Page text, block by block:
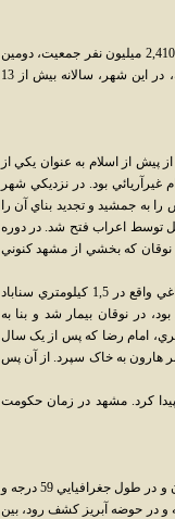
مَشهَد شهري در شمال شرقي ايران و مرکز استان خراسان رضوي است. اين شهر با 2,410,800 ميليون نفر جمعيت، دومين
شهر پرجمعيت ايران پس از تهران است. وجود حرم امام رضا، هشتمين امام مذهب شيعه، در اين شهر، سالانه بيش از 13
از اسلام به عنوان يکي از
بود. در نزديکي شهر
به جمشيد و تجديد بناي آن را
توسط اعراب فتح شد. در دوره
نوقان که بخشي از مشهد کنوني
در دوران حکومت هارون عباسي، حميد بن قحطبه طائي والي خراسان بود که کاخي در باغي واقع در 1,5 کيلومتري سناباد
بود، در نوقان بيمار شد و بنا به
چند سال بعد در دوران خلافت مامون، در 202 هجري قمري، امام رضا که پس از يک سال
هارون به خاک سپرد. از آن پس
کرد. مشهد در زمان حکومت
شهر مشهد مرکز استان خراسان رضوي با 204 کيلومتر مربع مساحت، در شمال شرق ايران و در طول جغرافيايي 59 درجه و
و 36 دقيقه و عرض جغرافيايي 35 درجه و 43 دقيقه تا 37 درجه و 8 دقيقه و در حوضه آبريز کشف رود، بين